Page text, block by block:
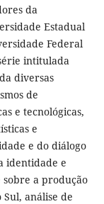
da
Estadual
Federal
intitulada
diversas
de
e tecnológicas,
e
e do diálogo
identidade e
a produção
análise de